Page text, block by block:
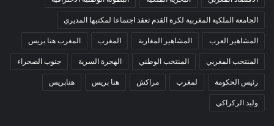
الجامعة الملكية المغربية لكرة القدم تعقد اجتماعا لمكتبها المديري
المشاهير العرب المشاهير المغاربة المغرب المغرب هنا بريس
المنتخب المغربي المنتخب الوطني الهجرة السرية جنوب الصحراء
رئيس الحكومة لمغرب مراكش هنا بريس هنابريس
وليد الركراكي